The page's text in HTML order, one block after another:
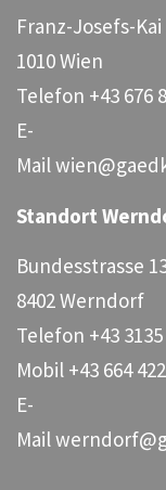
Franz-Josefs-Kai
1010 Wien
Telefon +43 676
E-
Mail
Standort
Bundesstrasse
8402 Werndorf
Telefon +43
Mobil +43 664
E-
Mail